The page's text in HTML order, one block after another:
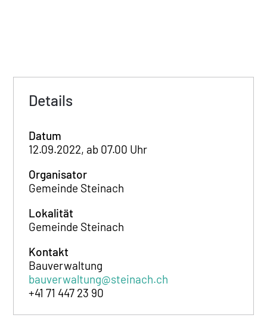
Details
Datum
12.09.2022, ab 07.00 Uhr
Organisator
Gemeinde Steinach
Lokalität
Gemeinde Steinach
Kontakt
Bauverwaltung
bauverwaltung@steinach.ch
+41 71 447 23 90